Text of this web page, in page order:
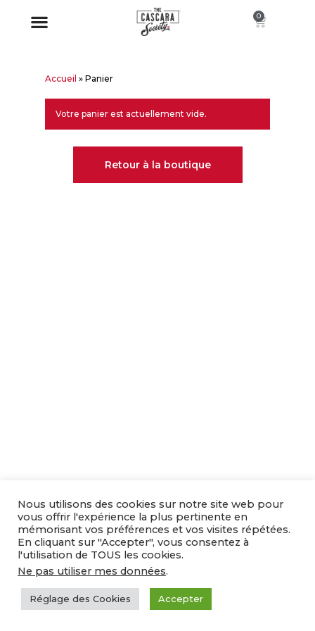
0
Accueil » Panier
Votre panier est actuellement vide.
Retour à la boutique
Nous utilisons des cookies sur notre site web pour
vous offrir l'expérience la plus pertinente en
mémorisant vos préférences et vos visites répétées.
En cliquant sur "Accepter", vous consentez à
l'utilisation de TOUS les cookies.
Ne pas utiliser mes données.
Réglage des Cookies Accepter